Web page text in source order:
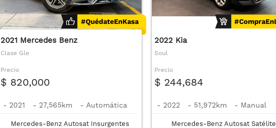
2021 Mercedes Benz
Clase Gle
Precio
$ 820,000
- 2021 - 27,565km - Automática
Mercedes-Benz Autosat Insurgentes
2022 Kia
Soul
Precio
$ 244,684
- 2022 - 51,972km - Manual
Mercedes-Benz Autosat Satélite